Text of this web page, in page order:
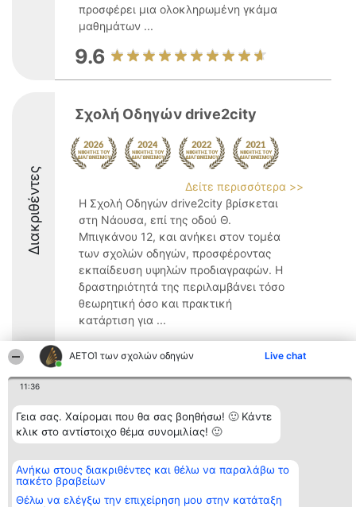
ΑΕΤΟΊ των σχολών οδηγών Live chat
11:36
Γεια σας. Χαίρομαι που θα σας βοηθήσω! 🙂 Κάντε
κλικ στο αντίστοιχο θέμα συνομιλίας! 🙂
Ανήκω στους διακριθέντες και θέλω να παραλάβω το
πακέτο βραβείων
Θέλω να ελέγξω την επιχείρηση μου στην κατάταξη
προσφέρει μια ολοκληρωμένη γκάμα
μαθημάτων ...
9.6
Διακριθέντες
Σχολή Οδηγών drive2city
Δείτε περισσότερα >>
Η Σχολή Οδηγών drive2city βρίσκεται
στη Νάουσα, επί της οδού Θ.
Μπιγκάνου 12, και ανήκει στον τομέα
των σχολών οδηγών, προσφέροντας
εκπαίδευση υψηλών προδιαγραφών. Η
δραστηριότητά της περιλαμβάνει τόσο
θεωρητική όσο και πρακτική
κατάρτιση για ...
8.8
Διοργανωτής της
κατάταξης
BEAUTIFUL COMPANY
Μονοπρόσωπη ΙΚΕ
2104128019
email:
aetoi@beautifulcompany.co
Κατάταξη
Διακριθέντες
Λίστα όλων
Μεθοδολογία
Όροι &
ΠΟΛΙΤΙΚΗ
Επικοινωνία
Επικοινωνία